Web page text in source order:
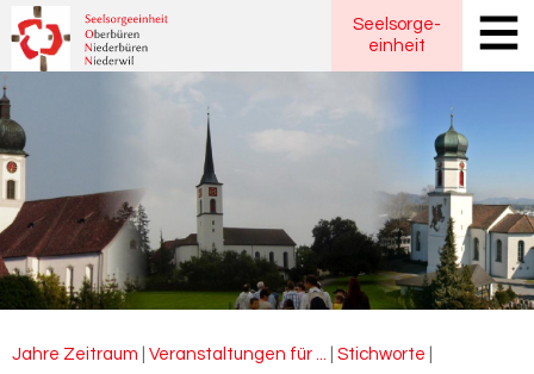
Seelsorge-
einheit
Jahre Zeitraum Veranstaltungen für ... Stichworte